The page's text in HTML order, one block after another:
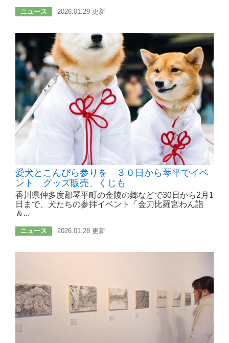
ニュース 2026.01.29 更新
愛犬とこんぴら参りを ３０日から琴平でイベ
ント グッズ販売、くじも
香川県仲多度郡琴平町の金陵の郷などで30日から2月1
日まで、犬たちの参拝イベント「金刀比羅宮わん詣
＆...
ニュース 2026.01.28 更新